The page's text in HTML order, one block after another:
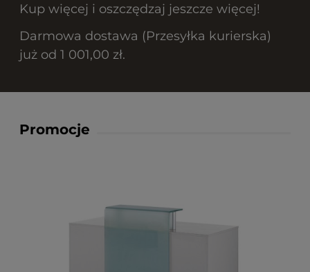
Kup więcej i oszczędzaj jeszcze więcej!
Darmowa dostawa (Przesyłka kurierska)
już od 1 001,00 zł.
Promocje